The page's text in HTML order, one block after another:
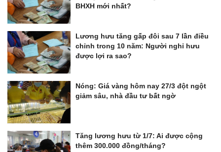
BHXH mới nhất?
Lương hưu tăng gấp đôi sau 7 lần điều
chỉnh trong 10 năm: Người nghỉ hưu
được lợi ra sao?
Nóng: Giá vàng hôm nay 27/3 đột ngột
giảm sâu, nhà đầu tư bất ngờ
Tăng lương hưu từ 1/7: Ai được cộng
thêm 300.000 đồng/tháng?